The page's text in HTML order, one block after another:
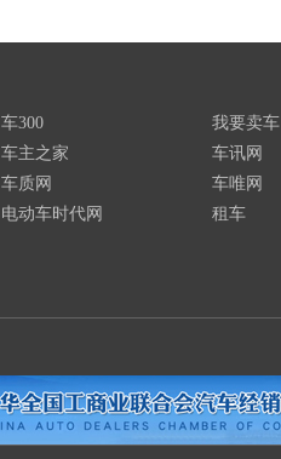
车300
车主之家
车质网
电动车时代网
我要卖车
车讯网
车唯网
租车